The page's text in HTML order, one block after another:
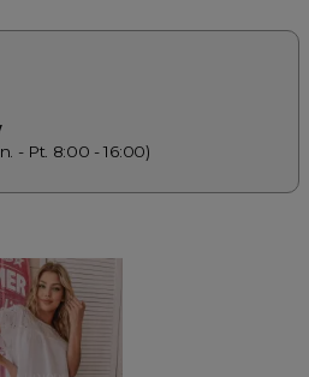
- Pt. 8:00 - 16:00)